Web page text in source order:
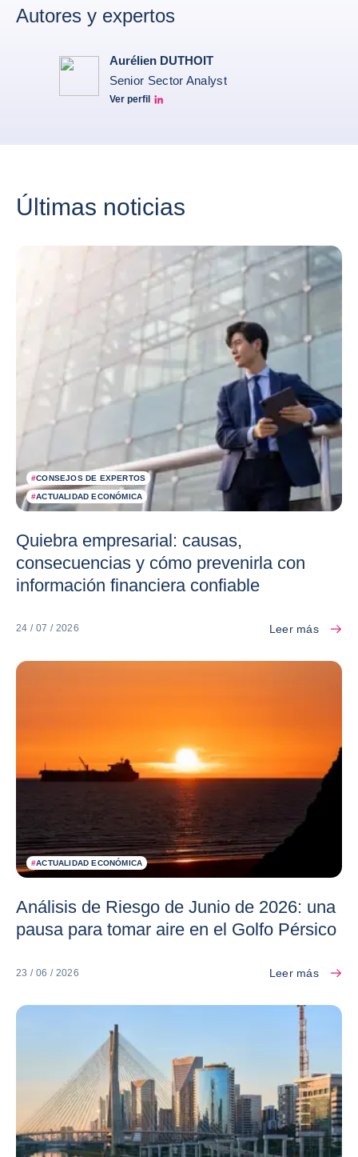
Autores y expertos
Aurélien DUTHOIT
Senior Sector Analyst
Ver perfil
Aurélien Duthoit Linkedin profile
Últimas noticias
#CONSEJOS DE EXPERTOS
#ACTUALIDAD ECONÓMICA
Quiebra empresarial: causas,
consecuencias y cómo prevenirla con
información financiera confiable
24 / 07 / 2026 Leer más
#ACTUALIDAD ECONÓMICA
Análisis de Riesgo de Junio de 2026: una
pausa para tomar aire en el Golfo Pérsico
23 / 06 / 2026 Leer más